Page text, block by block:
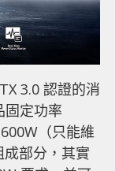
3.0 認證的消
固定功率
（只能維
部分，其實